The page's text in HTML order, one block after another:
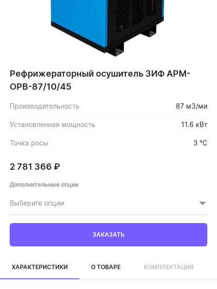
Рефрижераторный осушитель ЗИФ АРМ-
ОРВ-87/10/45
Производительность 87 м3/ми
Установленная мощность 11.6 кВт
Точка росы 3 °C
2 781 366 ₽
Дополнительные опции
Выберите опции
ЗАКАЗАТЬ
ХАРАКТЕРИСТИКИ О ТОВАРЕ КОМПЛЕКТАЦИЯ